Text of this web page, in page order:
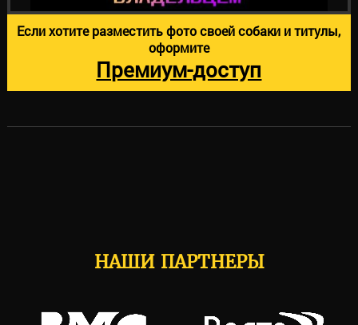
Если хотите разместить фото своей собаки и титулы,
оформите
Премиум-доступ
НАШИ ПАРТНЕРЫ